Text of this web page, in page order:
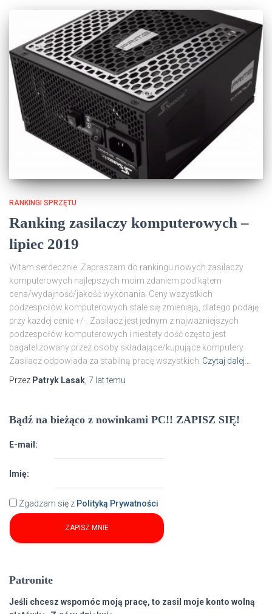
RANKINGI SPRZĘTU
Ranking zasilaczy komputerowych –
lipiec 2019
Witam serdecznie. Zapraszam do rankingu nowych zasilaczy
komputerowych najlepszych moim zdaniem pod kątem
cena/wydajność/jakość wykonania. Ceny wszystkich
podzespołów komputerowych stale się zmieniają, dlatego podaję
przy każdej cenie +/-. Zasilacz jest jednym z najważniejszych
podzespołów komputerowych i niestety dość często jest
bagatelizowany przez osoby składające/kupujące komputery.
Zasilacz odpowiada za stabilną pracę wszystkich Czytaj dalej…
Przez Patryk Lasak 7 lattemu
Bądź na bieżąco z nowinkami PC!! ZAPISZ SIĘ!
E-mail:
Imię:
Zgadzam się z Polityką Prywatności
Patronite
Jeśli chcesz wspomóc moją pracę, to zasil moje konto wolną